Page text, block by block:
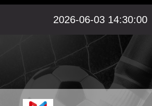
CBA FIBA洲际杯
2026-06-03 14:30:00